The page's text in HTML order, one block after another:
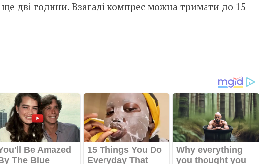
дві години. Взагалі компрес можна тримати до 15